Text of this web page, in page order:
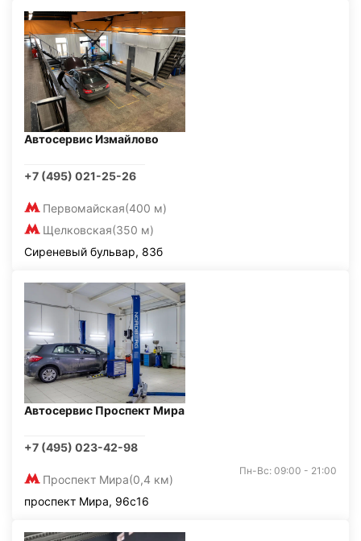
Автосервис Измайлово
+7 (495) 021-25-26
Первомайская(400 м)
Щелковская(350 м)
Сиреневый бульвар, 83б
Автосервис Проспект Мира
+7 (495) 023-42-98
Проспект Мира(0,4 км)
Пн-Вс: 09:00 - 21:00
проспект Мира, 96с16